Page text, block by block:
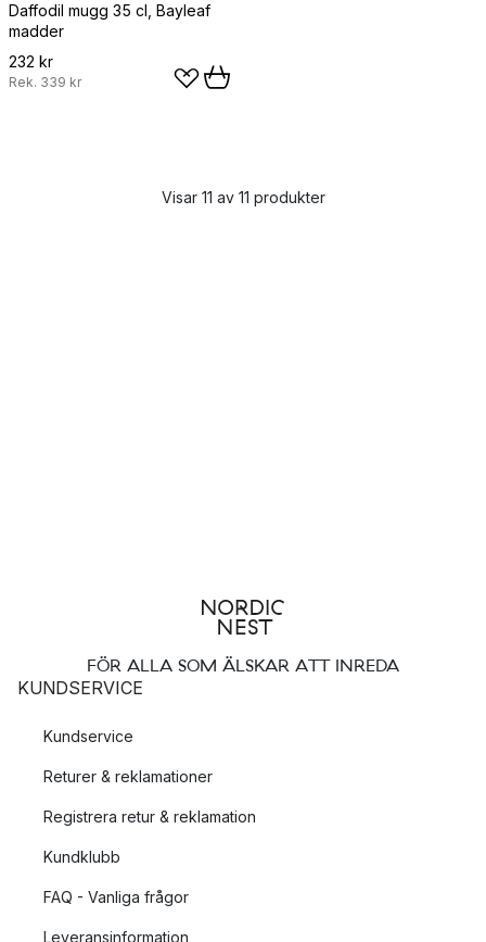
Daffodil mugg 35 cl, Bayleaf
madder
232 kr
Rek. 339 kr
Visar 11 av 11 produkter
FÖR ALLA SOM ÄLSKAR ATT INREDA
KUNDSERVICE
Kundservice
Returer & reklamationer
Registrera retur & reklamation
Kundklubb
FAQ - Vanliga frågor
Leveransinformation